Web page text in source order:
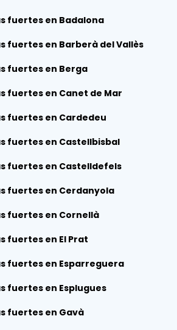
fuertes en Badalona
fuertes en Barberà del Vallès
fuertes en Berga
fuertes en Canet de Mar
fuertes en Cardedeu
fuertes en Castellbisbal
fuertes en Castelldefels
fuertes en Cerdanyola
fuertes en Cornellà
fuertes en El Prat
fuertes en Esparreguera
fuertes en Esplugues
fuertes en Gavà